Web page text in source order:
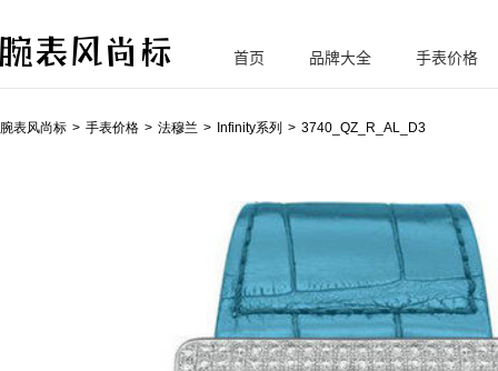
腕
首页 品牌大全 手表价格
腕表风尚标 手表价格 法穆兰 Infinity系列 3740_QZ_R_AL_D3